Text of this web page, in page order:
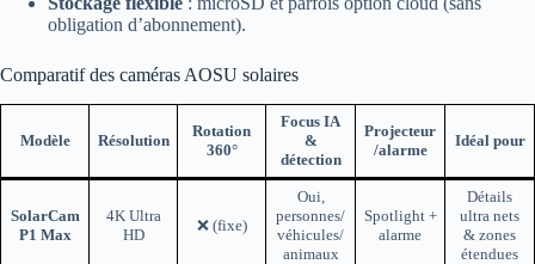
obligation d’abonnement).
Comparatif des caméras AOSU solaires
Modèle Résolution
Rotation
360°
Focus IA
&
détection
Projecteur
/alarme
Idéal pour
SolarCam
P1 Max
4K Ultra
HD
❌ (fixe)
Oui,
personnes/
véhicules/
animaux
Spotlight +
alarme
Détails
ultra nets
& zones
étendues